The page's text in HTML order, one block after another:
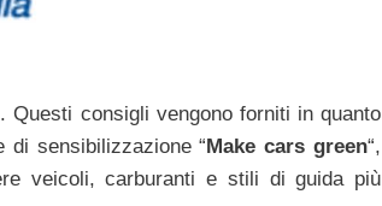
. Questi consigli vengono forniti in quanto
di sensibilizzazione “Make cars green“,
veicoli, carburanti e stili di guida più